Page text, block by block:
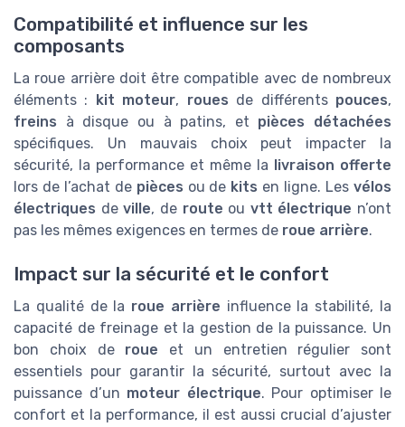
Compatibilité et influence sur les
composants
La roue arrière doit être compatible avec de nombreux
éléments : kit moteur, roues de différents pouces,
freins à disque ou à patins, et pièces détachées
spécifiques. Un mauvais choix peut impacter la
sécurité, la performance et même la livraison offerte
lors de l’achat de pièces ou de kits en ligne. Lesvélos
électriques deville, de route ou vtt électrique n’ont
pas les mêmes exigences en termes de roue arrière.
Impact sur la sécurité et le confort
La qualité de la roue arrière influence la stabilité, la
capacité de freinage et la gestion de la puissance. Un
bon choix de roue et un entretien régulier sont
essentiels pour garantir la sécurité, surtout avec la
puissance d’un moteur électrique. Pour optimiser le
confort et la performance, il est aussi crucial d’ajuster